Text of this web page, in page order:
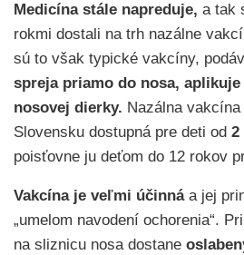
Medicína stále napreduje, a tak
rokmi dostali na trh nazálne
sú to však typické vakcíny,
spreja priamo do nosa, aplikuje
nosovej dierky. Nazálna
Slovensku dostupná pre deti od 2
poisťovne ju deťom do 12 rokov
Vakcína je veľmi účinnáa jej
„umelom navodení ochorenia“.
na sliznicu nosa dostane